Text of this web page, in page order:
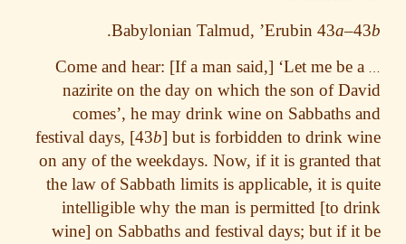
Babylonian Talmud, ’Erubin 43
.
Come and hear: [If a man said,] ‘Let me be
nazirite on the day on which the son of
comes’, he may drink wine on Sabbaths
festival days, [43b ] but is forbidden to drink
on any of the weekdays. Now, if it is granted
the law of Sabbath limits is applicable, it is
intelligible why the man is permitted [to
wine] on Sabbaths and festival days; but if